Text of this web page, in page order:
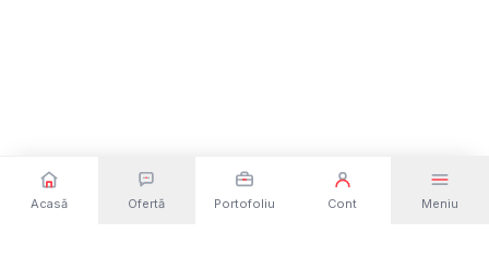
Acasă Ofertă Portofoliu Cont Meniu